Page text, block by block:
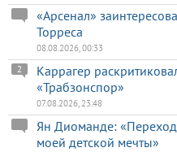
«Арсенал»
Торреса
08.08.2026, 00:33
Каррагер
«Трабзонспор»
2
07.08.2026, 23:48
Ян Диоманде:
моей детской мечты»